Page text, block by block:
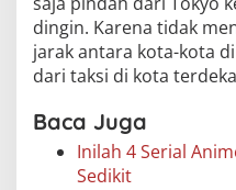
dingin. Karena tidak
jarak antara kota-kota
dari taksi di kota
Baca Juga
Inilah 4 Serial
Sedikit